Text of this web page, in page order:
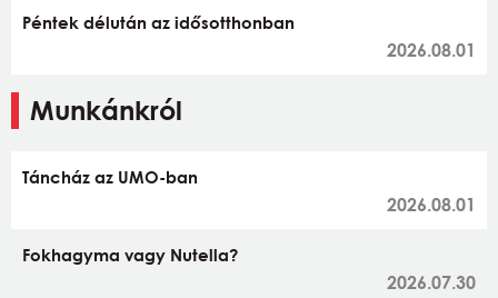
Péntek délután az idősotthonban
2026.08.01
Munkánkról
Táncház az UMO-ban
2026.08.01
Fokhagyma vagy Nutella?
2026.07.30